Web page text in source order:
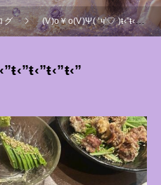
グ (V)o￥o(V)Ψ( ‘ч’♡ )ŧ‹”ŧ‹”ŧ‹”ŧ‹”ŧ‹”